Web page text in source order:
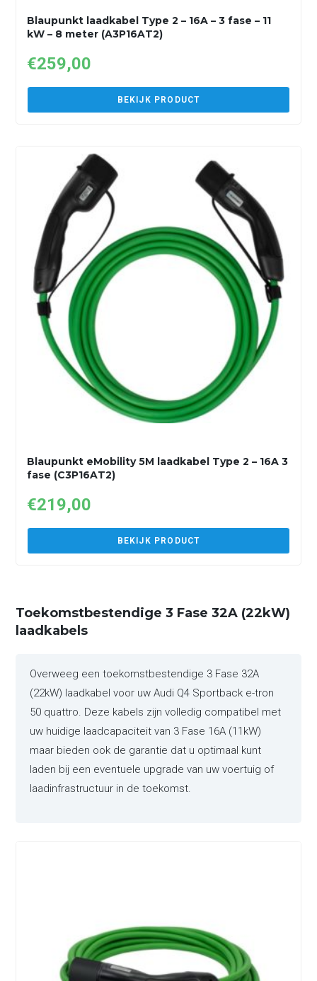
Blaupunkt laadkabel Type 2 – 16A – 3 fase – 11
kW – 8 meter (A3P16AT2)
€259,00
BEKIJK PRODUCT
Blaupunkt eMobility 5M laadkabel Type 2 – 16A 3
fase (C3P16AT2)
€219,00
BEKIJK PRODUCT
Toekomstbestendige 3 Fase 32A (22kW)
laadkabels
Overweeg een toekomstbestendige 3 Fase 32A
(22kW) laadkabel voor uw Audi Q4 Sportback e-tron
50 quattro. Deze kabels zijn volledig compatibel met
uw huidige laadcapaciteit van 3 Fase 16A (11kW)
maar bieden ook de garantie dat u optimaal kunt
laden bij een eventuele upgrade van uw voertuig of
laadinfrastructuur in de toekomst.